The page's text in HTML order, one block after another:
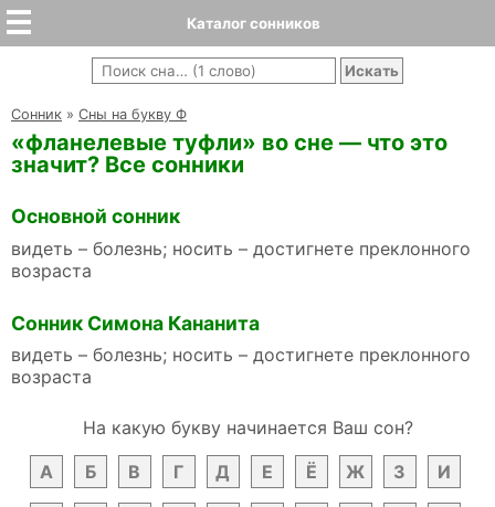
Каталог сонников
Cонник » Сны на букву Ф
«фланелевые туфли» во сне — что это
значит? Все сонники
Основной сонник
видеть – болезнь; носить – достигнете преклонного
возраста
Сонник Симона Кананита
видеть – болезнь; носить – достигнете преклонного
возраста
На какую букву начинается Ваш сон?
А
Б В Г Д Е Ё Ж З И